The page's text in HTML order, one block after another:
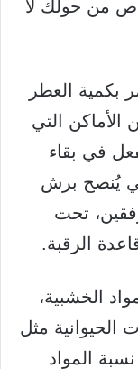
من حولك لا
بكمية العطر
التي
في بقاء
يُنصح برش
تحت
الرقبة.
الخشبية،
الحيوانية مثل
المواد